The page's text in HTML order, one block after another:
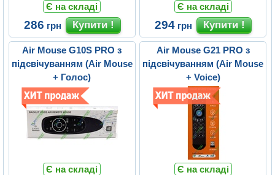
Є на складі
286 грн
Є на складі
294 грн
Air Mouse G10S PRO з
підсвічуванням (Air Mouse
+ Голос)
Є на складі
Air Mouse G21 PRO з
підсвічуванням (Air Mouse
+ Voice)
Є на складі